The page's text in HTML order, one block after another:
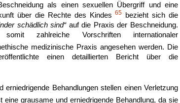
als einen sexuellen Übergriff und eine
über die Rechte des Kindes65
bezieht sich die
schädlich sind“auf die Praxis der Beschneidung.
zahlreiche Vorschriften internationaler
medizinische Praxis angesehen werden. Die
einen detaillierten Bericht über die
Behandlungen stellen einen Verletzung
eine grausame und erniedrigende Behandlung, da sie